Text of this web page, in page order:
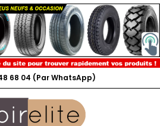
68 04 (Par WhatsApp)